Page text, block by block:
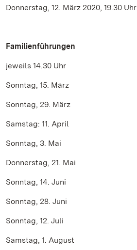
Donnerstag, 12. März 2020, 19.30 Uhr
Familienführungen
jeweils 14.30 Uhr
Sonntag, 15. März
Sonntag, 29. März
Samstag: 11. April
Sonntag, 3. Mai
Donnerstag, 21. Mai
Sonntag, 14. Juni
Sonntag, 28. Juni
Sonntag, 12. Juli
Samstag, 1. August